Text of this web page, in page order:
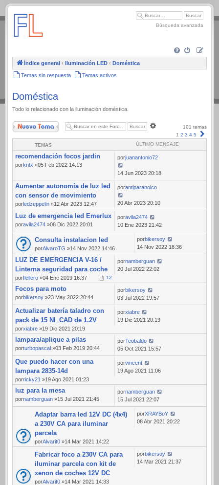
.
Búsqueda avanzada
Índice general ‹ Iluminación LED ‹ Doméstica
Temas sin respuesta Temas activos
Doméstica
Todo lo relacionado con la iluminación doméstica.
Nuevo Tema
avanzada
101 temas
1 2 3 4 5
TEMAS ÚLTIMO MENSAJE
recomendación focos jardin
porkntx »05 Feb 2022 14:13
porjuanantonio72
14 Jun 2023 20:18
Aumentar autonomía de luz led
con sensor de movimiento
porledzeppelin »12 Abr 2023 12:47
porantiparanoico
20 Abr 2023 20:10
Luz de emergencia led Emerlux
poravila2474 »08 Dic 2022 20:01
poravila2474
10 Ene 2023 21:42
Consulta instalacion led
porAlvaroTG »14 Nov 2022 14:46
porbikersoy
14 Nov 2022 18:36
LUZ DE EMERGENCIA V-16 /
Linterna seguridad para coche
porIlellero »04 Ene 2019 16:37 12
pornamberguan
20 Jul 2022 22:02
Focos para moto
porbikersoy »23 May 2022 20:44
porbikersoy
03 Jul 2022 19:57
Actualizar batería taladro con
pack de 15 NI_CAD de 1.2V
porxiabre »19 Dic 2021 20:19
porxiabre
19 Dic 2021 20:19
lampara/aplique a pilas
porturbopascal »03 Feb 2019 20:44
porTeobaldo
05 Oct 2021 15:57
Que puedo hacer con una
lampara 2835-14d
porricky21 »19 Ago 2021 01:23
porvincent
19 Ago 2021 11:06
luz para la mesa
pornamberguan »15 Jul 2021 21:45
pornamberguan
15 Jul 2021 22:07
Adaptar barra led 12V DC (4x4)
a 230V CA para iluminar
parcela
porAlvarit0 »14 Mar 2021 14:22
porXRAYBoY
08 Abr 2021 20:22
Fabricar foco a 230V CA para
iluminar parcela con kit de
xenon de coches 12V DC
porAlvarit0 »14 Mar 2021 14:33
porbikersoy
14 Mar 2021 21:37